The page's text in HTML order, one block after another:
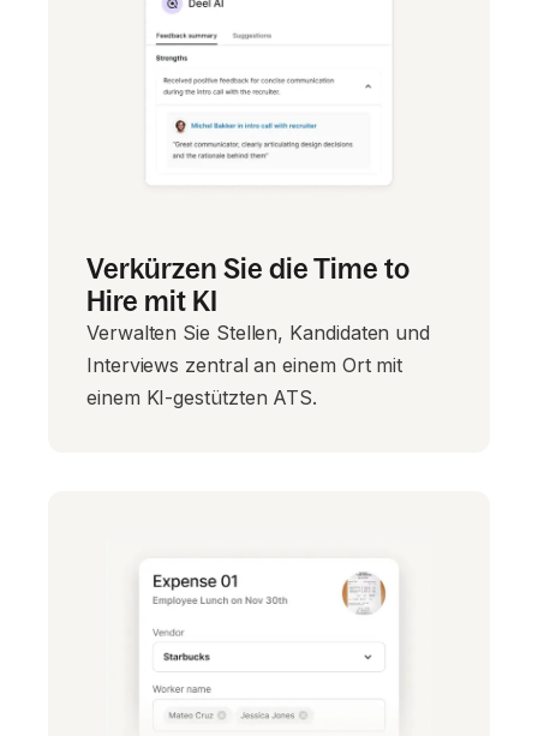
Verkürzen Sie die Time to
Hire mit KI
Verwalten Sie Stellen, Kandidaten und
Interviews zentral an einem Ort mit
einem KI-gestützten ATS.